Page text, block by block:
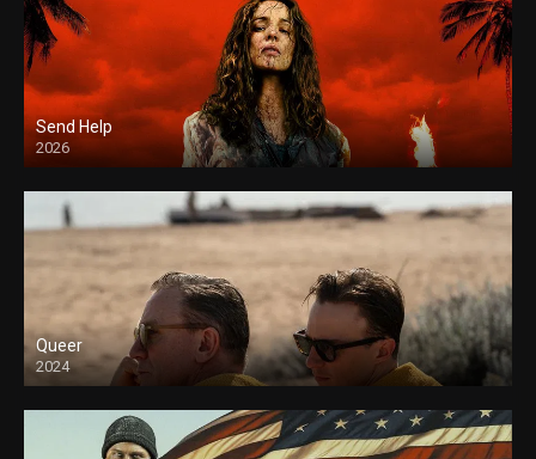
Send Help
2026
Queer
2024